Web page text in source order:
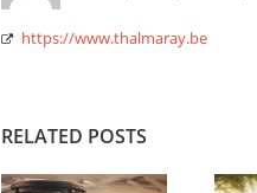
https://www.thalmaray.be
RELATED POSTS